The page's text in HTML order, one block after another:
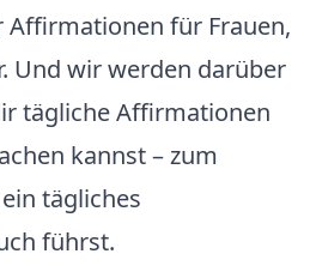
für Frauen,
Und wir werden darüber
tägliche Affirmationen
kannst – zum
tägliches
führst.